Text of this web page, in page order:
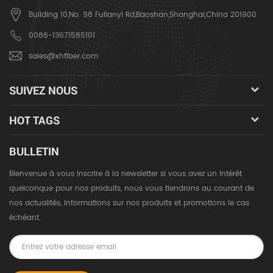
Building 10,No. 98 Fulianyi Rd,Baoshan,Shanghai,China 201900
0086-13671585101
sales@xhfiber.com
SUIVEZ NOUS
HOT TAGS
BULLETIN
Bienvenue à vous inscrire à la newsletter si vous avez un intérêt
quelconque pour nos produits, nous vous tiendrons au courant de
nos actualités, informations sur nos produits et promotions le cas
échéant.